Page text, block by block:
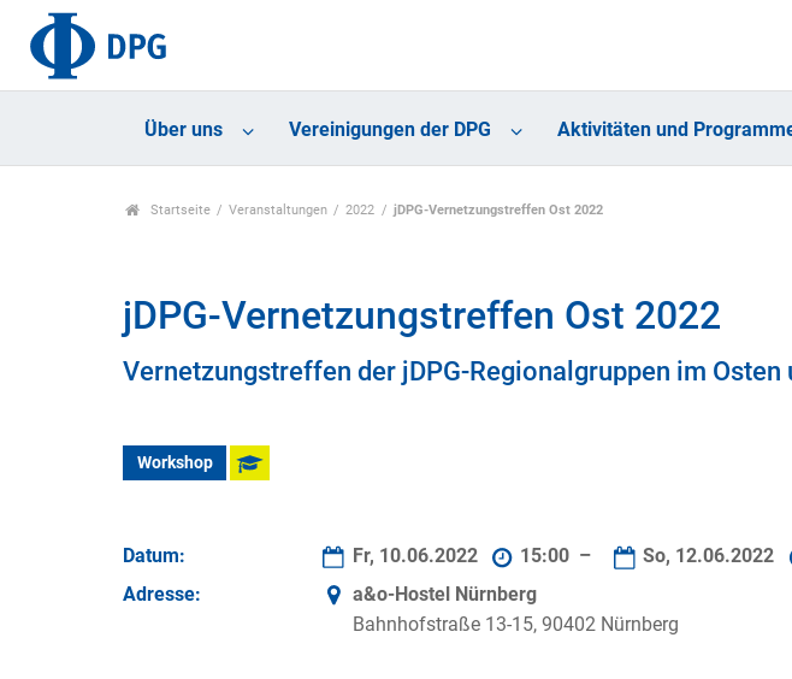
Über uns Vereinigungen der DPG Aktivitäten und
Startseite Veranstaltungen 2022 jDPG-Vernetzungstreffen Ost 2022
jDPG-Vernetzungstreffen Ost 2022
Vernetzungstreffen der jDPG-Regionalgruppen im
Workshop
Datum: Fr, 10.06.2022 15:00 – So, 12.06.2022
Adresse:
a&o-Hostel Nürnberg
Bahnhofstraße 13-15, 90402 Nürnberg